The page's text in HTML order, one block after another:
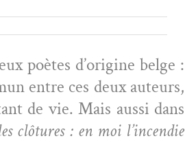
poètes d’o­rig­ine belge :
entre ces deux auteurs,
de vie. Mais aus­si dans
clô­tures : en moi l’in­cendie